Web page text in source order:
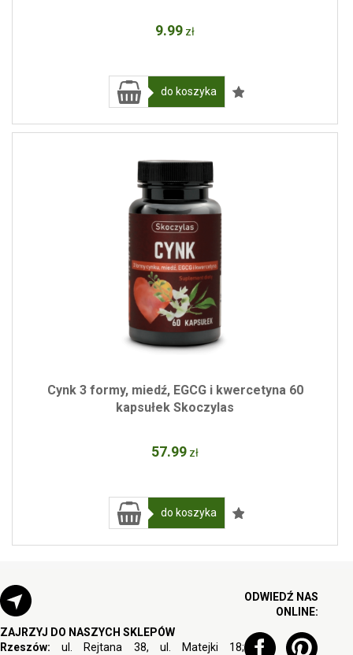
9.99 zł
do koszyka
Cynk 3 formy, miedź, EGCG i kwercetyna 60
kapsułek Skoczylas
57.99 zł
do koszyka
ZAJRZYJ DO NASZYCH SKLEPÓW
Rzeszów: ul. Rejtana 38, ul. Matejki 18;
ODWIEDŹ NAS
ONLINE: